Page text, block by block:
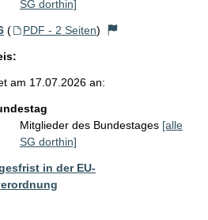
SG dorthin]
( PDF - 2 Seiten)
am 17.07.2026 an:
Mitglieder des Bundestages [alle
SG dorthin]
in der EU-